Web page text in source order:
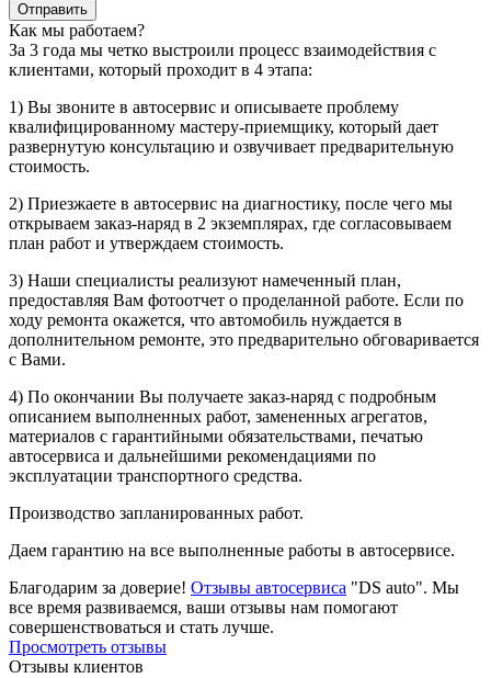
Отправить
Как мы работаем?
За 3 года мы четко выстроили процесс взаимодействия с
клиентами, который проходит в 4 этапа:
1) Вы звоните в автосервис и описываете проблему
квалифицированному мастеру-приемщику, который дает
развернутую консультацию и озвучивает предварительную
стоимость.
2) Приезжаете в автосервис на диагностику, после чего мы
открываем заказ-наряд в 2 экземплярах, где согласовываем
план работ и утверждаем стоимость.
3) Наши специалисты реализуют намеченный план,
предоставляя Вам фотоотчет о проделанной работе. Если по
ходу ремонта окажется, что автомобиль нуждается в
дополнительном ремонте, это предварительно обговаривается
с Вами.
4) По окончании Вы получаете заказ-наряд с подробным
описанием выполненных работ, замененных агрегатов,
материалов с гарантийными обязательствами, печатью
автосервиса и дальнейшими рекомендациями по
эксплуатации транспортного средства.
Производство запланированных работ.
Даем гарантию на все выполненные работы в автосервисе.
Благодарим за доверие! Отзывы автосервиса "DS auto". Мы
все время развиваемся, ваши отзывы нам помогают
совершенствоваться и стать лучше.
Просмотреть отзывы
Отзывы клиентов